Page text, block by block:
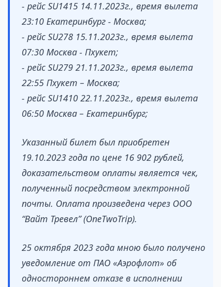
- рейс SU1415 14.11.2023г., время вылета
23:10 Екатеринбург - Москва;
- рейс SU278 15.11.2023г., время вылета
07:30 Москва - Пхукет;
- рейс SU279 21.11.2023г., время вылета
22:55 Пхукет – Москва;
- рейс SU1410 22.11.2023г., время вылета
06:50 Москва – Екатеринбург;
Указанный билет был приобретен
19.10.2023 года по цене 16 902 рублей,
доказательством оплаты является чек,
полученный посредством электронной
почты. Оплата произведена через ООО
“Вайт Тревел” (OneTwoTrip).
25 октября 2023 года мною было получено
уведомление от ПАО «Аэрофлот» об
одностороннем отказе в исполнении